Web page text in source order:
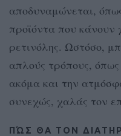
αποδυναμώνεται,
προϊόντα που κάνουν
ρετινόλης. Ωστόσο,
απλούς τρόπους,
ακόμα και την
συνεχώς, χαλάς τον
ΠΏΣ ΘΑ ΤΟΝ